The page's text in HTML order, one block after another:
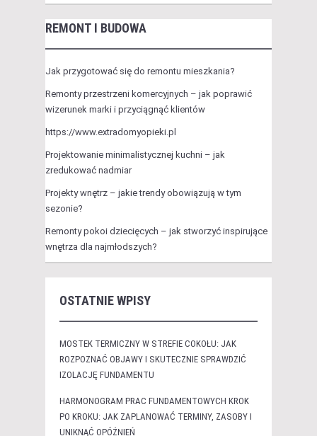
REMONT I BUDOWA
Jak przygotować się do remontu mieszkania?
Remonty przestrzeni komercyjnych – jak poprawić
wizerunek marki i przyciągnąć klientów
https://www.extradomyopieki.pl
Projektowanie minimalistycznej kuchni – jak
zredukować nadmiar
Projekty wnętrz – jakie trendy obowiązują w tym
sezonie?
Remonty pokoi dziecięcych – jak stworzyć inspirujące
wnętrza dla najmłodszych?
OSTATNIE WPISY
MOSTEK TERMICZNY W STREFIE COKOŁU: JAK
ROZPOZNAĆ OBJAWY I SKUTECZNIE SPRAWDZIĆ
IZOLACJĘ FUNDAMENTU
HARMONOGRAM PRAC FUNDAMENTOWYCH KROK
PO KROKU: JAK ZAPLANOWAĆ TERMINY, ZASOBY I
UNIKNĄĆ OPÓŹNIEŃ